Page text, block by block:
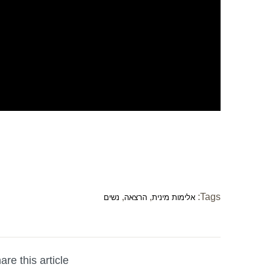
Tags: אלימות מינית, הרצאה, נשים
this article